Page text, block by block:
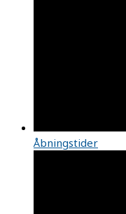
Åbningstider